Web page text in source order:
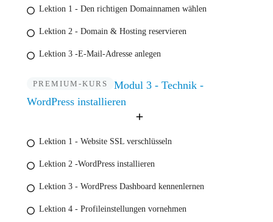
Lektion 1 - Den richtigen Domainnamen wählen
Lektion 2 - Domain & Hosting reservieren
Lektion 3 -E-Mail-Adresse anlegen
PREMIUM-KURS
Modul 3 - Technik -
WordPress installieren
Lektion 1 - Website SSL verschlüsseln
Lektion 2 -WordPress installieren
Lektion 3 - WordPress Dashboard kennenlernen
Lektion 4 - Profileinstellungen vornehmen